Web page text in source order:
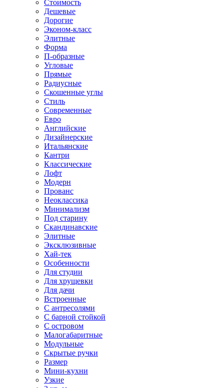
Стоимость
Дешевые
Дорогие
Эконом-класс
Элитные
Форма
П-образные
Угловые
Прямые
Радиусные
Скошенные углы
Стиль
Современные
Евро
Английские
Дизайнерские
Итальянские
Кантри
Классические
Лофт
Модерн
Прованс
Неоклассика
Минимализм
Под старину
Скандинавские
Элитные
Эксклюзивные
Хай-тек
Особенности
Для студии
Для хрущевки
Для дачи
Встроенные
С антресолями
С барной стойкой
С островом
Малогабаритные
Модульные
Скрытые ручки
Размер
Мини-кухни
Узкие